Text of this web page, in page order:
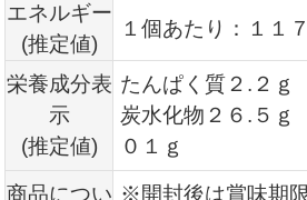
エネルギー
(推定値)
１個あたり：１１
栄養成分表
示
(推定値)
たんぱく質２.２
炭水化物２６.５
０１ｇ
商品につい ※開封後は賞味期